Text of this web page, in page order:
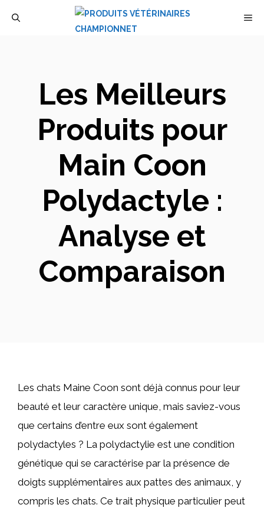
Les Meilleurs
Produits pour
Main Coon
Polydactyle :
Analyse et
Comparaison
Les chats Maine Coon sont déjà connus pour leur
beauté et leur caractère unique, mais saviez-vous
que certains d’entre eux sont également
polydactyles ? La polydactylie est une condition
génétique qui se caractérise par la présence de
doigts supplémentaires aux pattes des animaux, y
compris les chats. Ce trait physique particulier peut